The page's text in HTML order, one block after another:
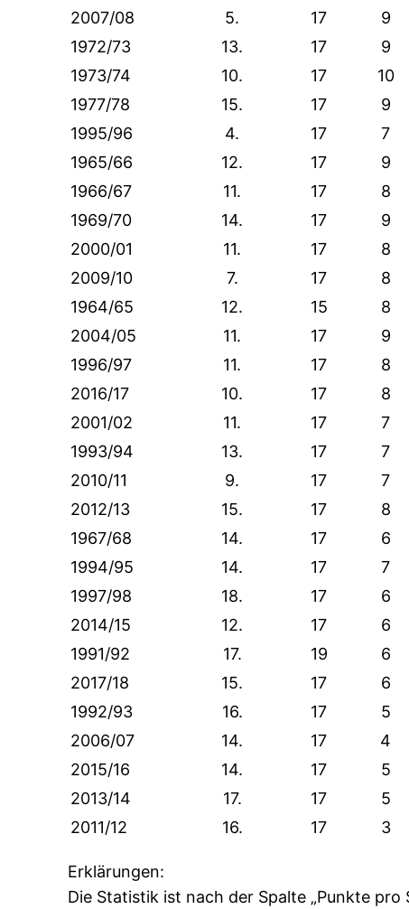
2007/08
5. 17 9
1972/73
13. 17 9
1973/74
10. 17 10
1977/78
15. 17 9
1995/96
4. 17 7
1965/66
12. 17 9
1966/67
11. 17 8
1969/70
14. 17 9
2000/01
11. 17 8
2009/10
7. 17 8
1964/65
12. 15 8
2004/05
11. 17 9
1996/97
11. 17 8
2016/17
10. 17 8
2001/02
11. 17 7
1993/94
13. 17 7
2010/11
9. 17 7
2012/13
15. 17 8
1967/68
14. 17 6
1994/95
14. 17 7
1997/98
18. 17 6
2014/15
12. 17 6
1991/92
17. 19 6
2017/18
15. 17 6
1992/93
16. 17 5
2006/07
14. 17 4
2015/16
14. 17 5
2013/14
17. 17 5
2011/12
16. 17 3
Erklärungen:
Die Statistik ist nach der Spalte „Punkte